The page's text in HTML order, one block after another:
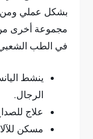
بشكل عملي ومن
مجموعة أخرى من
في الطب
ينشط
الرجال.
علاج
مسكن